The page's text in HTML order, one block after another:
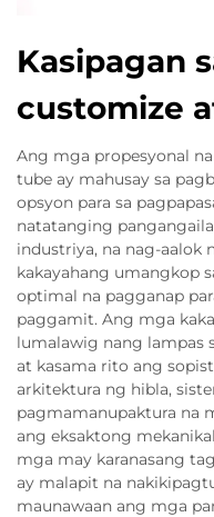
Kasipagan
customize
Ang mga propesyonal
tube ay mahusay sa
opsyon para sa
natatanging
industriya, na nag-aalok
kakayahang umangkop
optimal na pagganap
paggamit. Ang mga
lumalawig nang lampas
at kasama rito ang
arkitektura ng hibla,
pagmamanupaktura na
ang eksaktong
mga may karanasang
ay malapit na
maunawaan ang mga